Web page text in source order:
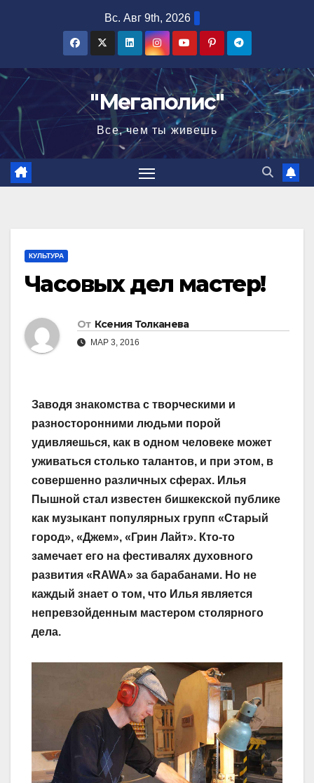
Вс. Авг 9th, 2026
"Мегаполис"
Все, чем ты живешь
КУЛЬТУРА
Часовых дел мастер!
От Ксения Толканева
МАР 3, 2016
Заводя знакомства с творческими и
разносторонними людьми порой
удивляешься, как в одном человеке может
уживаться столько талантов, и при этом, в
совершенно различных сферах. Илья
Пышной стал известен бишкекской публике
как музыкант популярных групп «Старый
город», «Джем», «Грин Лайт». Кто-то
замечает его на фестивалях духовного
развития «RAWA» за барабанами. Но не
каждый знает о том, что Илья является
непревзойденным мастером столярного
дела.